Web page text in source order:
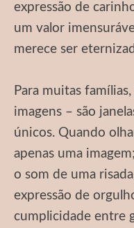
expressão de
um valor
merece ser
Para muitas
imagens – são
únicos. Quando
apenas uma
o som de uma
expressão de
cumplicidade entre